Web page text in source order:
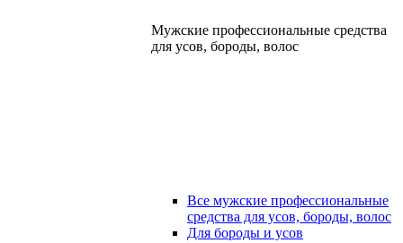
Мужские профессиональные средства
для усов, бороды, волос
Все мужские профессиональные
средства для усов, бороды, волос
Для бороды и усов